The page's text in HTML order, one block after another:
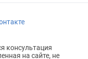
консультация
на сайте, не